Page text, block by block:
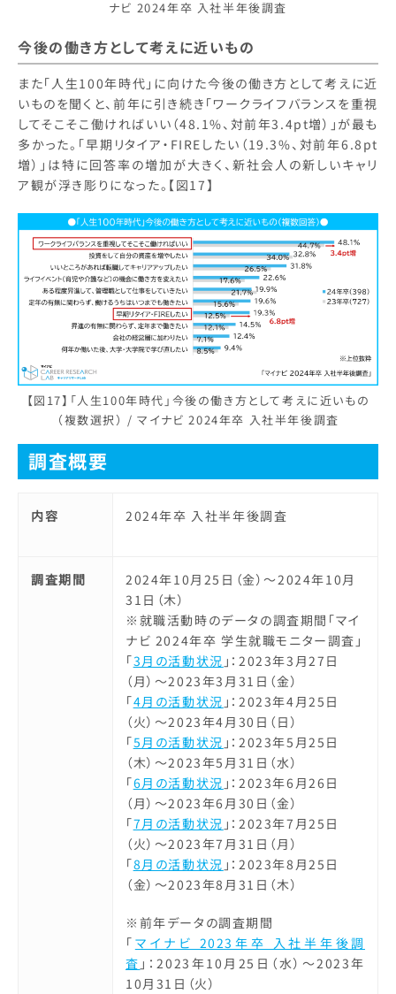
ナビ 2024年卒 入社半年後調査
今後の働き方として考えに近いもの
また「人生100年時代」に向けた今後の働き方として考えに近
いものを聞くと、前年に引き続き「ワークライフバランスを重視
してそこそこ働ければいい（48.1%、対前年3.4pt増）」が最も
多かった。「早期リタイア・FIREしたい（19.3%、対前年6.8pt
増）」は特に回答率の増加が大きく、新社会人の新しいキャリ
ア観が浮き彫りになった。【図17】
【図17】「人生100年時代」今後の働き方として考えに近いもの
（複数選択） / マイナビ 2024年卒 入社半年後調査
調査概要
内容 2024年卒 入社半年後調査
調査期間
2024年10月25日（金）～2024年10月
31日（木）
※就職活動時のデータの調査期間「マイ
ナビ 2024年卒 学生就職モニター調査」
「3月の活動状況 」：2023年3月27日
（月）～2023年3月31日（金）
「4月の活動状況 」：2023年4月25日
（火）～2023年4月30日（日）
「5月の活動状況 」：2023年5月25日
（木）～2023年5月31日（水）
「6月の活動状況 」：2023年6月26日
（月）～2023年6月30日（金）
「7月の活動状況 」：2023年7月25日
（火）～2023年7月31日（月）
「8月の活動状況 」：2023年8月25日
（金）～2023年8月31日（木）
※前年データの調査期間
「 マイナビ 2023年卒 入社半年後調
査 」：2023年10月25日（水）～2023年
10月31日（火）